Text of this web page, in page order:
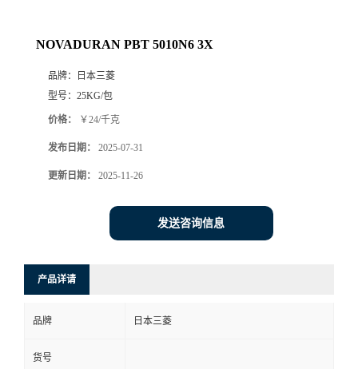
NOVADURAN PBT 5010N6 3X
品牌：
日本三菱
型号： 25KG/包
价格： ￥24/千克
发布日期： 2025-07-31
更新日期： 2025-11-26
发送咨询信息
产品详请
品牌 日本三菱
货号